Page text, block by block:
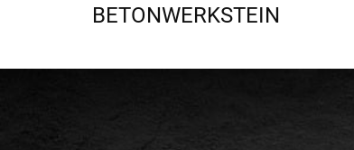
BETONWERKSTEIN